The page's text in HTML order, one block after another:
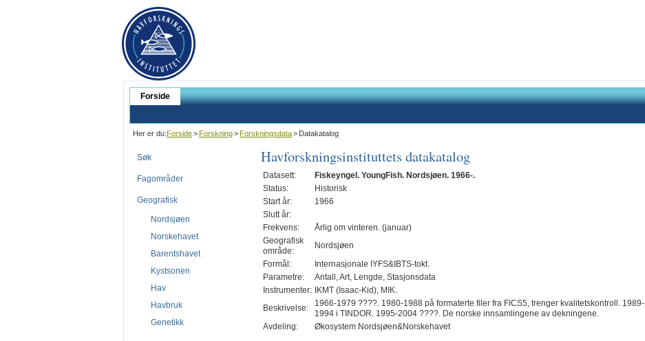
Forside
Her er du:Forside>Forskning>Forskningsdata> Datakatalog
Søk
Fagområder
Geografisk
Nordsjøen
Norskehavet
Barentshavet
Kystsonen
Hav
Havbruk
Genetikk
Havforskningsinstituttets datakatalog
Datasett:
Fiskeyngel. YoungFish. Nordsjøen. 1966-.
Status:
Historisk
Start år:
1966
Slutt år:
Frekvens:
Årlig om vinteren. (januar)
Geografisk
område:
Nordsjøen
Formål:
Internasjonale IYFS&IBTS-tokt.
Parametre:
Antall, Art, Lengde, Stasjonsdata
Instrumenter:
IKMT (Isaac-Kid), MIK.
Beskrivelse:
1966-1979 ????. 1980-1988 på formaterte filer fra FICS5, trenger kvalitetskontroll. 1989-
1994 i TINDOR. 1995-2004 ????. De norske innsamlingene av dekningene.
Avdeling:
Økosystem Nordsjøen&Norskehavet